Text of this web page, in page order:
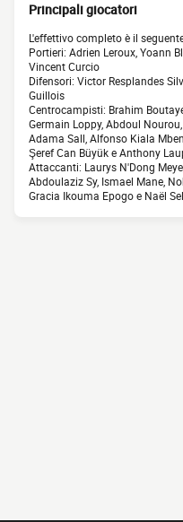
Principali giocatori
L'effettivo completo è il
Portieri: Adrien Leroux, Yoann
Vincent Curcio
Difensori: Victor Resplandes
Guillois
Centrocampisti: Brahim
Germain Loppy, Abdoul
Adama Sall, Alfonso Kiala
Şeref Can Büyük e Anthony
Attaccanti: Laurys N'Dong
Abdoulaziz Sy, Ismael Mane,
Gracia Ikouma Epogo e Naël